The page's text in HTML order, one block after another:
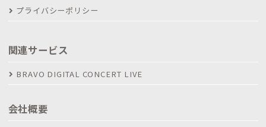
プライバシーポリシー
関連サービス
BRAVO DIGITAL CONCERT LIVE
会社概要